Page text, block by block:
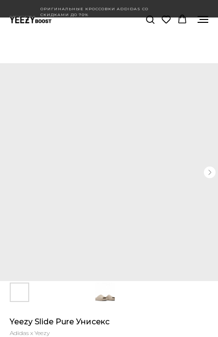
ОРИГИНАЛЬНЫЕ КРОССОВКИ ADDIDAS СО
СКИДКАМИ ДО 70%
Yeezy Slide Pure Унисекс
Adidas x Yeezy